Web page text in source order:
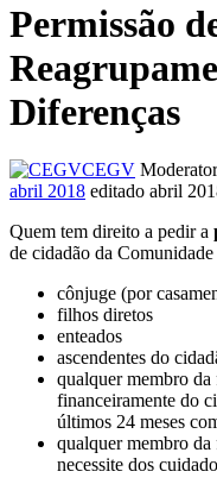
Permissão
Diferenças
CEGV Moderator
abril 2018 editado abril
Quem tem direito a pedir a
de cidadão da
cônjuge (por
filhos diretos
enteados
ascendentes do
qualquer membro
financeiramente do
últimos 24 meses
qualquer membro
necessite dos